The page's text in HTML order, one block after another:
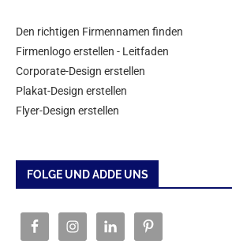
Den richtigen Firmennamen finden
Firmenlogo erstellen - Leitfaden
Corporate-Design erstellen
Plakat-Design erstellen
Flyer-Design erstellen
FOLGE UND ADDE UNS